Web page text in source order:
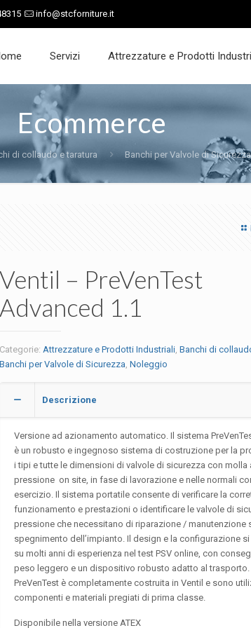
info@stcforniture.it
Servizi Attrezzature e Prodotti
Ecommerce
di collaudo e taratura Banchi per Valvole di Sicurezza
Ventil – PreVenTest
Advanced 1.1
Categorie: Attrezzature e Prodotti Industriali, Banchi di
Banchi per Valvole di Sicurezza, Noleggio
Descrizione
Versione ad azionamento automatico. Il sistema
è un robusto e ingegnoso sistema di costruzione per la
i tipi e tutte le dimensioni di valvole di sicurezza con molla
pressione on site, in fase di lavorazione e nelle normali
esercizio. Il sistema portatile consente di verificare la
funzionamento e prestazioni o identificare le valvole di
pressione che necessitano di riparazione / manutenzione
spegnimento dell’impianto. Il design e la configurazione
su molti anni di esperienza nel test PSV online, con
peso leggero e un dispositivo robusto adatto al trasporto.
PreVenTest è completamente costruita in Ventil e sono
componenti e materiali pregiati di prima classe.
Disponibile nella versione ATEX